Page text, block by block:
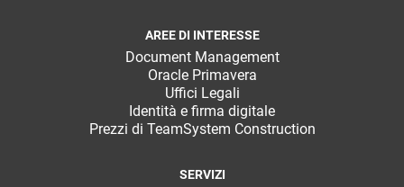
AREE DI INTERESSE
Document Management
Oracle Primavera
Uffici Legali
Identità e firma digitale
Prezzi di TeamSystem Construction
SERVIZI